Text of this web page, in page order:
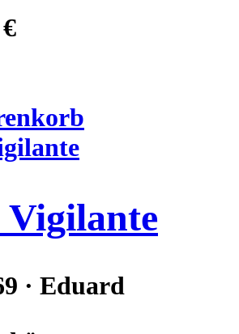
· Eduard